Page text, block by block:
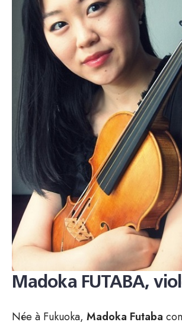
Madoka FUTABA,
Née à Fukuoka, Madoka Futaba